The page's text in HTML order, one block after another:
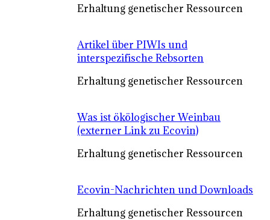
Erhaltung genetischer Ressourcen
Artikel über PIWIs und
interspezifische Rebsorten
Erhaltung genetischer Ressourcen
Was ist ökölogischer Weinbau
(externer Link zu Ecovin)
Erhaltung genetischer Ressourcen
Ecovin-Nachrichten und Downloads
Erhaltung genetischer Ressourcen